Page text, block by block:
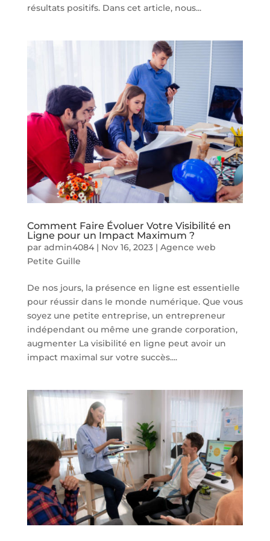
résultats positifs. Dans cet article, nous...
Comment Faire Évoluer Votre Visibilité en
Ligne pour un Impact Maximum ?
par admin4084| Nov 16, 2023| Agence web
Petite Guille
De nos jours, la présence en ligne est essentielle
pour réussir dans le monde numérique. Que vous
soyez une petite entreprise, un entrepreneur
indépendant ou même une grande corporation,
augmenter La visibilité en ligne peut avoir un
impact maximal sur votre succès....